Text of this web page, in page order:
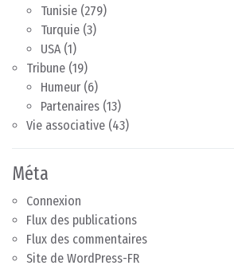
Tunisie (279)
Turquie (3)
USA(1)
Tribune (19)
Humeur (6)
Partenaires (13)
Vie associative (43)
Méta
Connexion
Flux des publications
Flux des commentaires
Site de WordPress-FR